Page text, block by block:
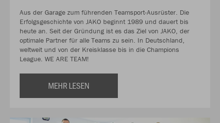
Aus der Garage zum führenden Teamsport-Ausrüster. Die
Erfolgsgeschichte von JAKO beginnt 1989 und dauert bis
heute an. Seit der Gründung ist es das Ziel von JAKO, der
optimale Partner für alle Teams zu sein. In Deutschland,
weltweit und von der Kreisklasse bis in die Champions
League. WE ARE TEAM!
MEHR LESEN